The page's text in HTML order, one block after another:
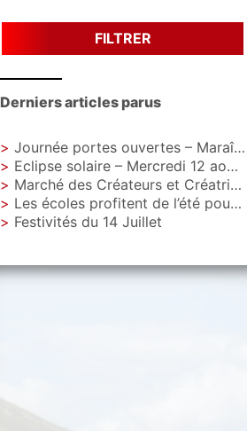
FILTRER
Derniers articles parus
Journée portes ouvertes – Maraîchage Municipal
Eclipse solaire – Mercredi 12 aout – Parc Letoquart
Marché des Créateurs et Créatrices – Vendredi 4 septembre – Parvis de La Gare
Les écoles profitent de l’été pour faire peau neuve
Festivités du 14 Juillet